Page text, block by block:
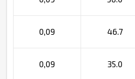
0,09 46.7
0,09 35.0